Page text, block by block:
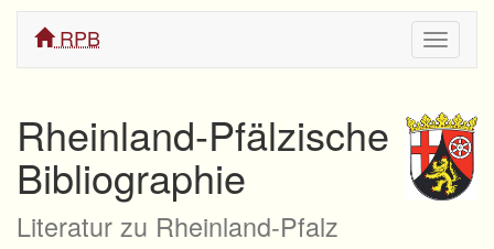
ein/
RPB
Rheinland-Pfälzische
Bibliographie
Literatur zu Rheinland-Pfalz